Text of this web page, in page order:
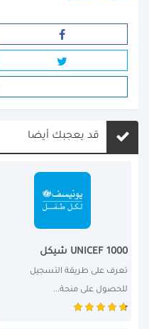
قد يعجبك أيضا
UNICEF 1000 شيكل
للحصول على منحة...